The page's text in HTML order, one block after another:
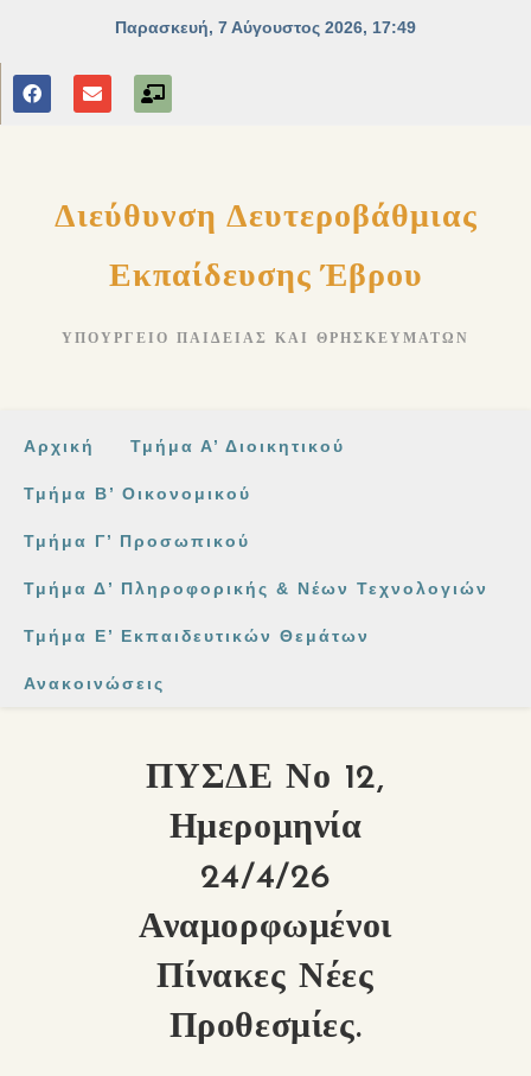
Διεύθυνση Δευτεροβάθμιας
Εκπαίδευσης Έβρου
ΥΠΟΥΡΓΕΊΟ ΠΑΙΔΕΊΑΣ ΚΑΙ ΘΡΗΣΚΕΥΜΆΤΩΝ
Αρχική Τμήμα Α’ Διοικητικού
Τμήμα Β’ Οικονομικού
Τμήμα Γ’ Προσωπικού
Τμήμα Δ’ Πληροφορικής & Νέων Τεχνολογιών
Τμήμα Ε’ Εκπαιδευτικών Θεμάτων
Ανακοινώσεις
ΠΥΣΔΕ Νο 12,
Ημερομηνία
24/4/26
Αναμορφωμένοι
Πίνακες Νέες
Προθεσμίες.